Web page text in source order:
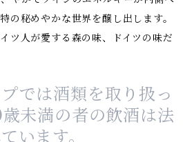
の秘めやかな世界を醸し出します。
ツ人が愛する森の味、ドイツの味だ
では酒類を取り扱っ
未満の者の飲酒は法
います。